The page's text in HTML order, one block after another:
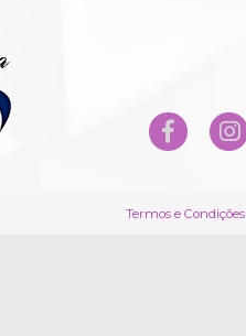
Termos e Condições